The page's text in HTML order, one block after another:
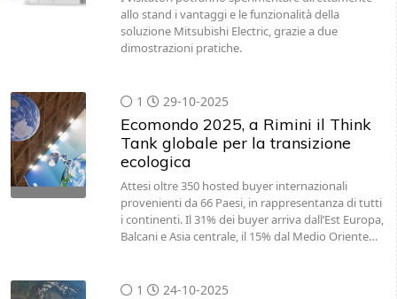
allo stand i vantaggi e le funzionalità della
soluzione Mitsubishi Electric, grazie a due
dimostrazioni pratiche.
1 29-10-2025
Ecomondo 2025, a Rimini il Think
Tank globale per la transizione
ecologica
Attesi oltre 350 hosted buyer internazionali
provenienti da 66 Paesi, in rappresentanza di tutti
i continenti. Il 31% dei buyer arriva dall’Est Europa,
Balcani e Asia centrale, il 15% dal Medio Oriente…
1 24-10-2025